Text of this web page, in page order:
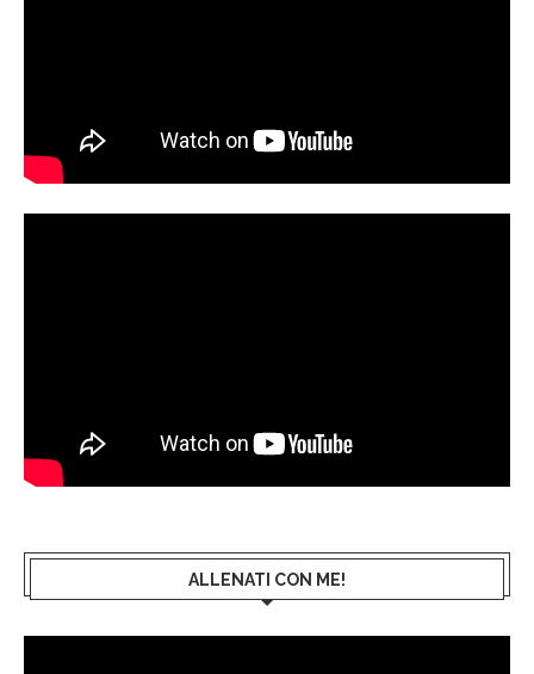
ALLENATI CON ME!